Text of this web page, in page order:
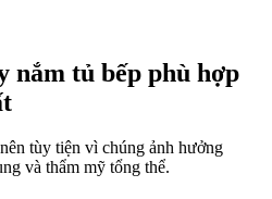
nắm tủ bếp phù hợp
tùy tiện vì chúng ảnh hưởng
và thẩm mỹ tổng thể.